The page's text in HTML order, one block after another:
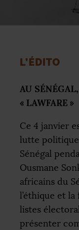
L’ÉDITO
AU SÉNÉGAL,
« LAWFARE »
Ce 4 janvier
lutte politique
Sénégal
Ousmane
africains du
l’éthique et
listes
présenter